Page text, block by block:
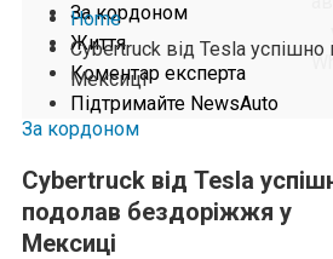
За кордоном
Життя
Коментар експерта
Підтримайте NewsAuto
Home
Cybertruck від Tesla
Мексиці
За кордоном
Cybertruck від Tesla
подолав бездоріжжя у
Мексиці